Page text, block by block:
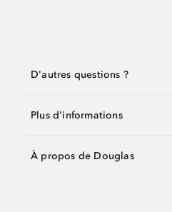
D'autres questions ?
Plus d'informations
À propos de Douglas